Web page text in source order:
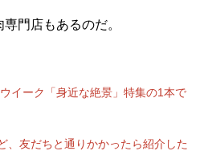
門店もあるのだ。
イーク「身近な絶景」特集の1本で
、友だちと通りかかったら紹介した